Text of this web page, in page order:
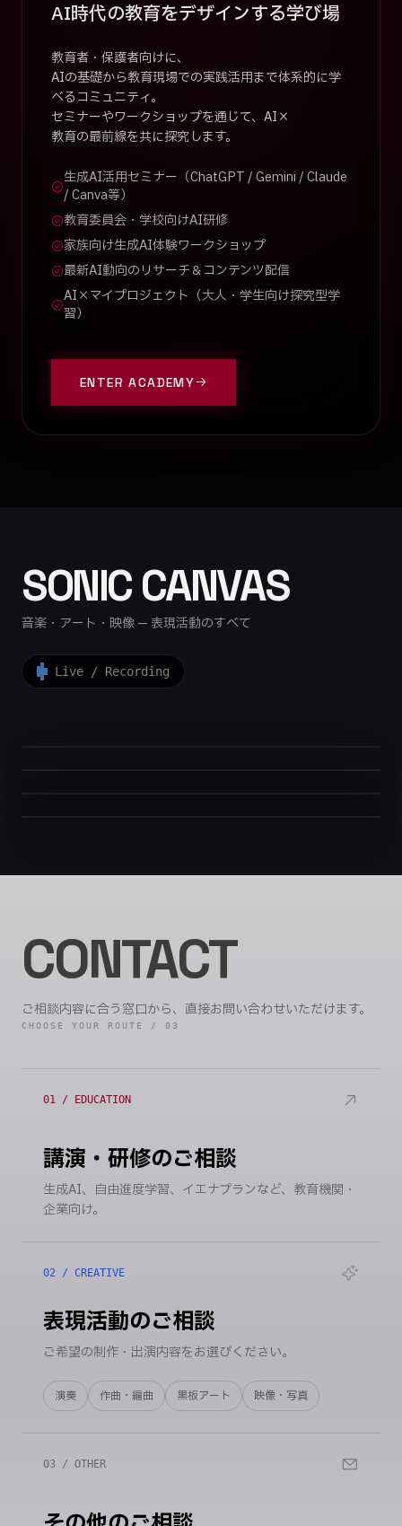
AI時代の教育をデザインする学び場
教育者・保護者向けに、
AIの基礎から教育現場での実践活用まで体系的に学
べるコミュニティ。
セミナーやワークショップを通じて、AI×
教育の最前線を共に探究します。
生成AI活用セミナー（ChatGPT / Gemini / Claude
/ Canva等）
教育委員会・学校向けAI研修
家族向け生成AI体験ワークショップ
最新AI動向のリサーチ＆コンテンツ配信
AI×マイプロジェクト（大人・学生向け探究型学
習）
ENTER ACADEMY
SONIC CANVAS
音楽・アート・映像 — 表現活動のすべて
Live / Recording
CONTACT
ご相談内容に合う窓口から、直接お問い合わせいただけます。
CHOOSE YOUR ROUTE / 03
01 / EDUCATION
講演・研修のご相談
生成AI、自由進度学習、イエナプランなど、教育機関・
企業向け。
02 / CREATIVE
表現活動のご相談
ご希望の制作・出演内容をお選びください。
演奏 作曲・編曲 黒板アート 映像・写真
03 / OTHER